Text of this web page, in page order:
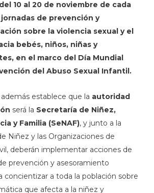
10 al 20 de noviembre de cada
de prevención y
sobre la violencia sexual y el
bebés, niños, niñas y
en el marco del Día Mundial
del Abuso Sexual Infantil.
establece que la autoridad
será la Secretaría de Niñez,
y Familia (SeNAF), y junto a la
Niñez y las Organizaciones de
deberán implementar acciones de
prevención y asesoramiento
concientizar a toda la población sobre
que afecta a la niñez y